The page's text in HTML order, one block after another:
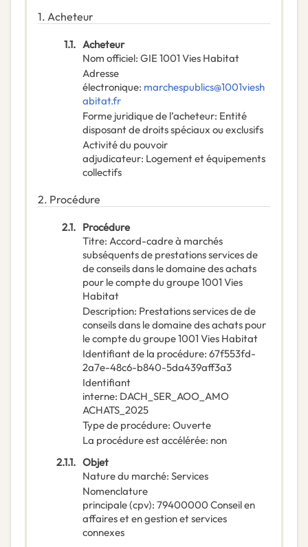
1. Acheteur
1.1. Acheteur
Nom officiel: GIE 1001 Vies Habitat
Adresse
électronique: marchespublics@1001viesh
abitat.fr
Forme juridique de l’acheteur: Entité
disposant de droits spéciaux ou exclusifs
Activité du pouvoir
adjudicateur: Logement et équipements
collectifs
2. Procédure
2.1. Procédure
Titre: Accord-cadre à marchés
subséquents de prestations services de
de conseils dans le domaine des achats
pour le compte du groupe 1001 Vies
Habitat
Description: Prestations services de de
conseils dans le domaine des achats pour
le compte du groupe 1001 Vies Habitat
Identifiant de la procédure: 67f553fd-
2a7e-48c6-b840-5da439aff3a3
Identifiant
interne: DACH_SER_AOO_AMO
ACHATS_2025
Type de procédure: Ouverte
La procédure est accélérée: non
2.1.1. Objet
Nature du marché: Services
Nomenclature
principale(cpv): 79400000 Conseil en
affaires et en gestion et services
connexes